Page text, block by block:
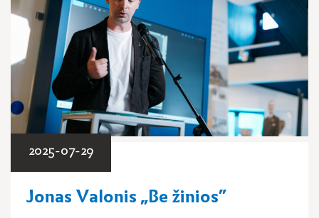
2025-07-29
Jonas Valonis „Be žinios”